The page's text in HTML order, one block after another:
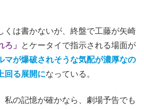
くは書かないが、終盤で工藤が矢崎
ろ」
とケータイで指示される場面が
マが爆破されそうな気配が濃厚なの
回る展開になっている。
私の記憶が確かなら、劇場予告でも